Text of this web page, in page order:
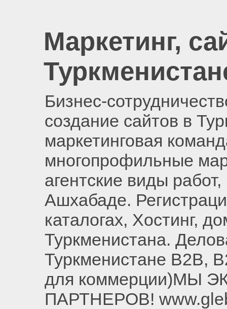
Маркетинг,
Бизнес-
создание сайтов в
маркетинговая
многопрофильные
агентские виды
Ашхабаде.
каталогах, Хостинг,
Туркменистана.
Туркменистане B2B,
для коммерции)МЫ
ПАРТНЕРОВ!